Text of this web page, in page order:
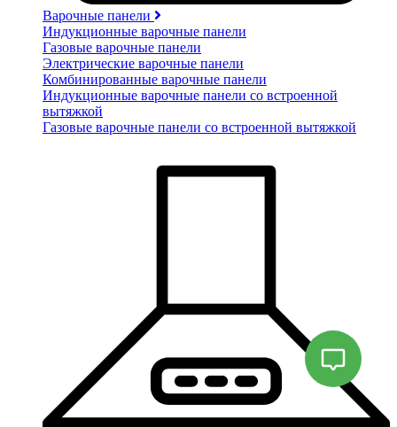
Варочные панели
Индукционные варочные панели
Газовые варочные панели
Электрические варочные панели
Комбинированные варочные панели
Индукционные варочные панели со встроенной
вытяжкой
Газовые варочные панели со встроенной вытяжкой